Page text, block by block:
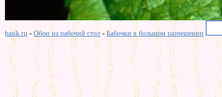
basik.ru - Обои на рабочий стол - Бабочки в большом разрешении